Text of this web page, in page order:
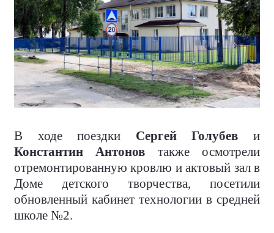
В ходе поездки Сергей Голубев и
Константин Антонов также осмотрели
отремонтированную кровлю и актовый зал в
Доме детского творчества, посетили
обновленный кабинет технологии в средней
школе №2.